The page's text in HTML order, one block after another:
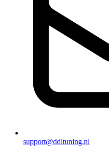
support@ddltuning.nl